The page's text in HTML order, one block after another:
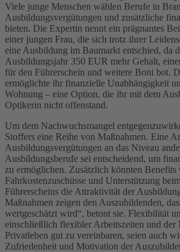
Viele junge Menschen wählen Berufe in
Ausbildungsvergütungen und zusätzliche
bieten. Die Expertin nennt ein prägnantes
einer jungen Frau, die sich trotz ihrer
eine Ausbildung im Baumarkt entschied, da
Ausbildungsjahr 350 EUR mehr Gehalt,
für den Führerschein und weitere Boni bot.
ermöglichte ihr finanzielle Unabhängigkeit
Wohnung – eine Option, die ihr mit dem
Optikerin nicht offenstand.
Um dem Nachwuchsmangel
Stoffers eine Reihe von Maßnahmen. Eine
Ausbildungsvergütungen an das Niveau
Ausbildungsberufe sei entscheidend, um
zu ermöglichen. Zusätzlich könnten Benefits
Fahrkostenzuschüsse und Unterstützung
Führerscheins die Attraktivität der
Maßnahmen zeigen den Auszubildenden,
wertgeschätzt wird“, betont sie. Flexibilität
einschließlich flexibler Arbeitszeiten und
Privatleben gut zu vereinbaren, seien auch
Zufriedenheit und Motivation der